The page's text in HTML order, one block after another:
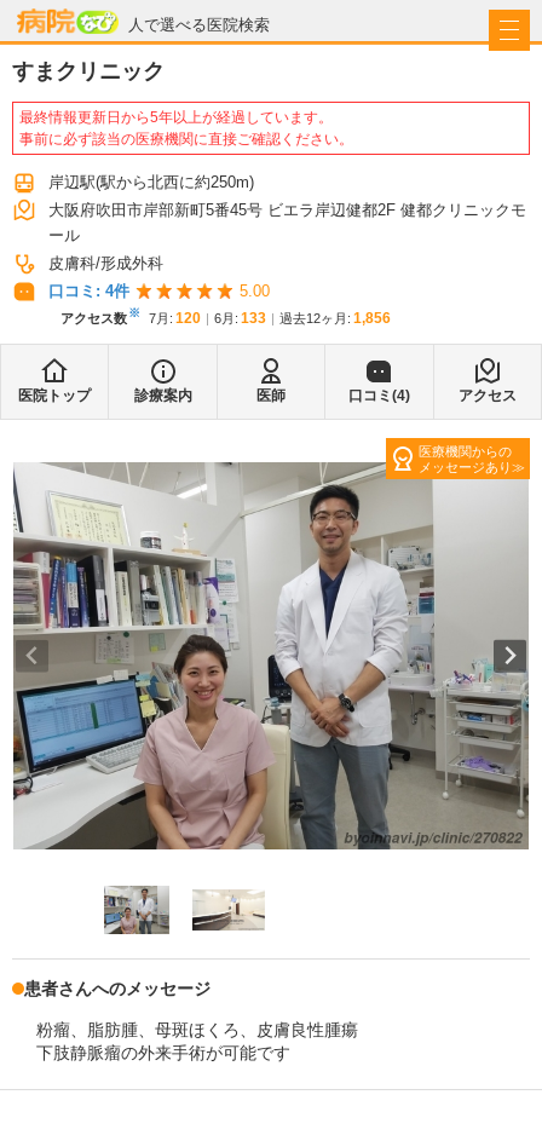
人で選べる医院検索
病院なび
すまクリニック
最終情報更新日から5年以上が経過しています。
事前に必ず該当の医療機関に直接ご確認ください。
岸辺駅(駅から北西に約250m)
大阪府吹田市岸部新町5番45号 ビエラ岸辺健都2F 健都クリニックモ
ール
皮膚科 形成外科
口コミ: 4件 5.00
アクセス数※ 7月 : 120 6月 : 133 過去12ヶ月: 1,856
医院トップ 診療案内 医師 口コミ(4) アクセス
医療機関からの
メッセージあり
患者さんへのメッセージ
粉瘤、脂肪腫、母斑ほくろ、皮膚良性腫瘍
下肢静脈瘤の外来手術が可能です